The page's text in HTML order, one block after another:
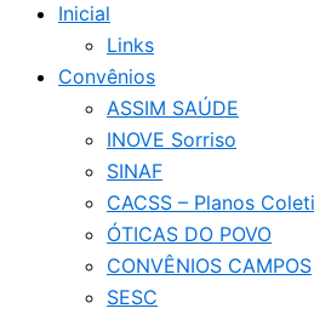
Inicial
Links
Convênios
ASSIM SAÚDE
INOVE Sorriso
SINAF
CACSS – Planos
ÓTICAS DO POVO
CONVÊNIOS CAMPOS
SESC